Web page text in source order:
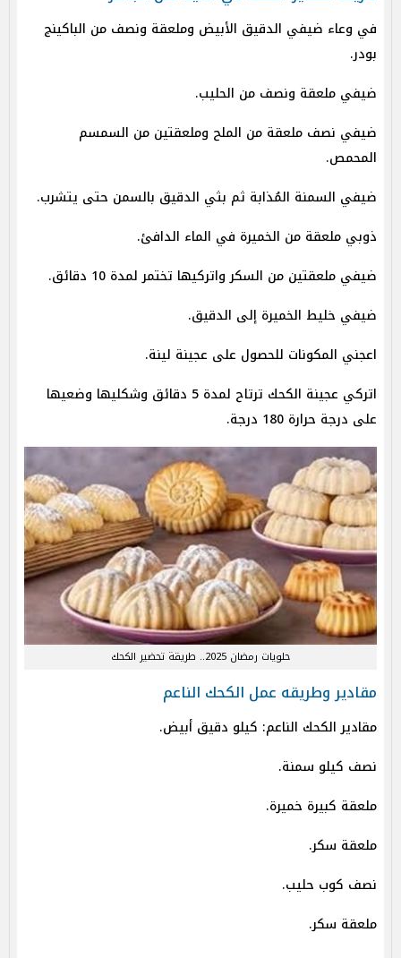
في وعاء ضيفي الدقيق الأبيض وملعقة ونصف من الباكينج
بودر.
ضيفي ملعقة ونصف من الحليب.
ضيفي نصف ملعقة من الملح وملعقتين من السمسم
المحمص.
ضيفي السمنة المُذابة ثم بثي الدقيق بالسمن حتى يتشرب.
ذوبي ملعقة من الخميرة في الماء الدافئ.
ضيفي ملعقتين من السكر واتركيها تختمر لمدة 10 دقائق.
ضيفي خليط الخميرة إلى الدقيق.
اعجني المكونات للحصول على عجينة لينة.
اتركي عجينة الكحك ترتاح لمدة 5 دقائق وشكليها وضعيها
على درجة حرارة 180 درجة.
حلويات رمضان 2025.. طريقة تحضير الكحك
مقادير وطريقه عمل الكحك الناعم
مقادير الكحك الناعم: كيلو دقيق أبيض.
نصف كيلو سمنة.
ملعقة كبيرة خميرة.
ملعقة سكر.
نصف كوب حليب.
ملعقة سكر.